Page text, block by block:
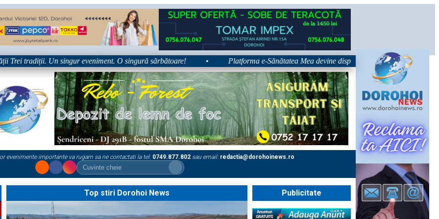
Un singur eveniment. O singură sărbătoare! • Platforma e-Sănătatea Mea devine disponibilă pe 1 septembrie: pacientul
evenimente importante va rugam sa ne contactati la tel: 0749.877.802 sau email: redactia@dorohoinews.ro
Top stiri Dorohoi News Publicitate